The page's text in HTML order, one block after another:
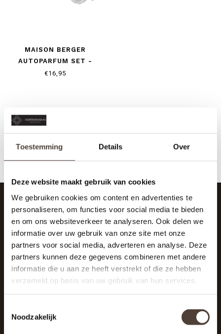
Toestemming Details Over
Deze website maakt gebruik van cookies
We gebruiken cookies om content en advertenties te
personaliseren, om functies voor social media te bieden
en om ons websiteverkeer te analyseren. Ook delen we
informatie over uw gebruik van onze site met onze
partners voor social media, adverteren en analyse. Deze
partners kunnen deze gegevens combineren met andere
informatie die u aan ze heeft verstrekt of die ze hebben
verzameld op basis van uw gebruik van hun services.
Noodzakelijk
MAISON BERGER
AUTOPARFUM SET -
DOLCE - ZESTE
€16,95
SCHRIJF JE IN VOOR DE NIEUWSBRIEF
And stay up to date with our latest offers